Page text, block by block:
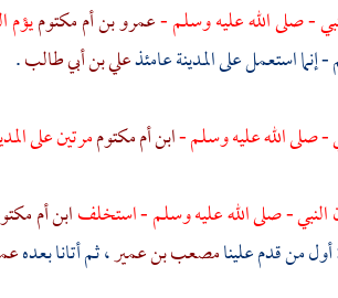
- صلى الله عليه وسلم -عمرو بن أم مكتوميؤم
إنما استعمل علىالمدينةعامئذعلي بن أبي طالب.
صلى الله عليه وسلم -ابن أم مكتوممرتين على
النبي - صلى الله عليه وسلم - استخلفابن أم
من قدم علينامصعب بن عمير، ثم أتانا بعده